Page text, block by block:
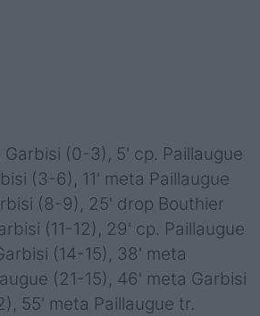
Garbisi (0-3), 5' cp. Paillaugue
(3-6), 11' meta Paillaugue
(8-9), 25' drop Bouthier
(11-12), 29' cp. Paillaugue
(14-15), 38' meta
(21-15), 46' meta Garbisi
55' meta Paillaugue tr.